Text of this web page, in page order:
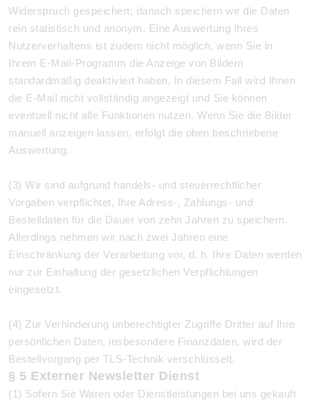
Widerspruch gespeichert; danach speichern wir die Daten
rein statistisch und anonym. Eine Auswertung Ihres
Nutzerverhaltens ist zudem nicht möglich, wenn Sie in
Ihrem E-Mail-Programm die Anzeige von Bildern
standardmäßig deaktiviert haben. In diesem Fall wird Ihnen
die E-Mail nicht vollständig angezeigt und Sie können
eventuell nicht alle Funktionen nutzen. Wenn Sie die Bilder
manuell anzeigen lassen, erfolgt die oben beschriebene
Auswertung.
(3) Wir sind aufgrund handels- und steuerrechtlicher
Vorgaben verpflichtet, Ihre Adress-, Zahlungs- und
Bestelldaten für die Dauer von zehn Jahren zu speichern.
Allerdings nehmen wir nach zwei Jahren eine
Einschränkung der Verarbeitung vor, d. h. Ihre Daten werden
nur zur Einhaltung der gesetzlichen Verpflichtungen
eingesetzt.
(4) Zur Verhinderung unberechtigter Zugriffe Dritter auf Ihre
persönlichen Daten, insbesondere Finanzdaten, wird der
Bestellvorgang per TLS-Technik verschlüsselt.
§ 5 Externer Newsletter Dienst
(1) Sofern Sie Waren oder Dienstleistungen bei uns gekauft